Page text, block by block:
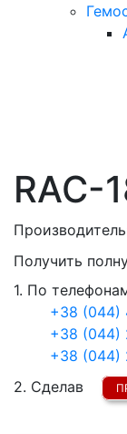
RAC-
Получить
1. По
+38 (044)
+38 (044)
+38 (044)
2. Сделав